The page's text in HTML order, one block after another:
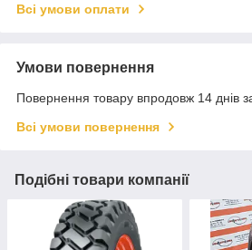
Всі умови оплати
Умови повернення
Повернення товару впродовж 14 днів
Всі умови повернення
Подібні товари компанії